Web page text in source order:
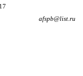
afspb@list.ru